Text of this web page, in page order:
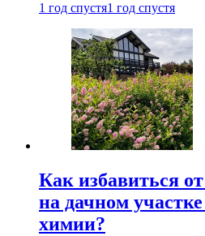
1 год спустя1 год спустя
Как избавиться
на дачном
химии?